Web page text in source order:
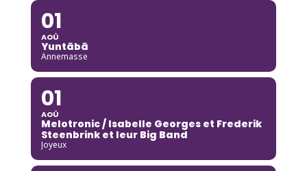
01
AOÛ
Yuntãbã
Annemasse
01
AOÛ
Melotronic / Isabelle Georges et Frederik
Steenbrink et leur Big Band
Joyeux